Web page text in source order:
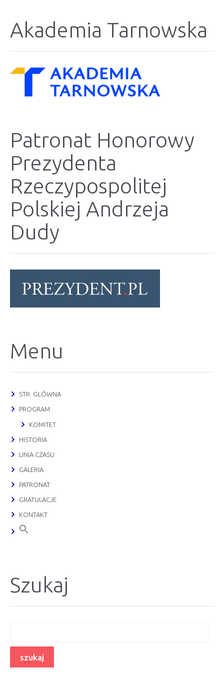
Akademia Tarnowska
Patronat Honorowy
Prezydenta
Rzeczypospolitej
Polskiej Andrzeja
Dudy
Menu
STR. GŁÓWNA
PROGRAM
KOMITET
HISTORIA
LINIA CZASU
GALERIA
PATRONAT
GRATULACJE
KONTAKT
Szukaj